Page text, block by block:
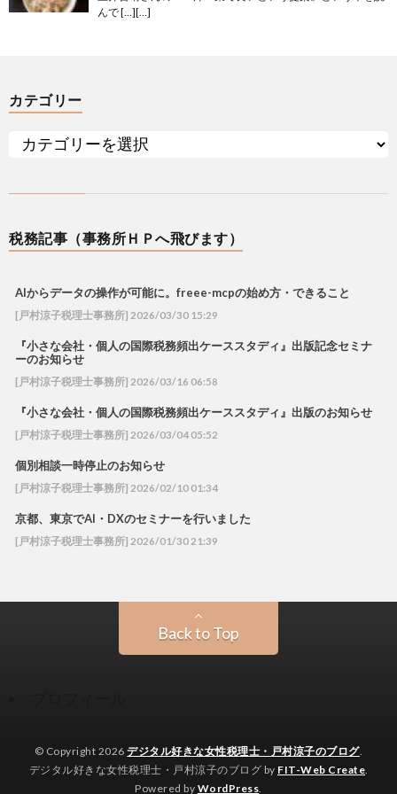
んで […][…]
カテゴリー
税務記事（事務所ＨＰへ飛びます）
AIからデータの操作が可能に。freee-mcpの始め方・できること
[戸村涼子税理士事務所] 2026/03/30 15:29
『小さな会社・個人の国際税務頻出ケーススタディ』出版記念セミナ
ーのお知らせ
[戸村涼子税理士事務所] 2026/03/16 06:58
『小さな会社・個人の国際税務頻出ケーススタディ』出版のお知らせ
[戸村涼子税理士事務所] 2026/03/04 05:52
個別相談一時停止のお知らせ
[戸村涼子税理士事務所] 2026/02/10 01:34
京都、東京でAI・DXのセミナーを行いました
[戸村涼子税理士事務所] 2026/01/30 21:39
Back to Top
© Copyright 2026デジタル好きな女性税理士・戸村涼子のブログ.
デジタル好きな女性税理士・戸村涼子のブログ by FIT-Web Create
Powered by WordPress